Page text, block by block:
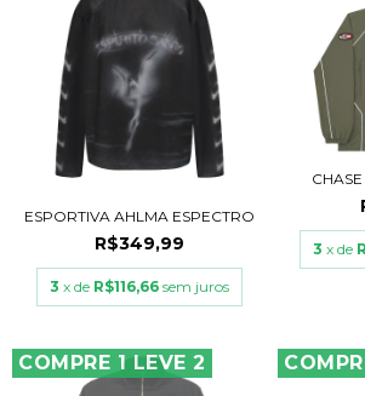
ESPORTIVA AHLMA ESPECTRO
R$349,99
3 x de R$116,66 sem juros
3 x de
COMPRE 1 LEVE 2